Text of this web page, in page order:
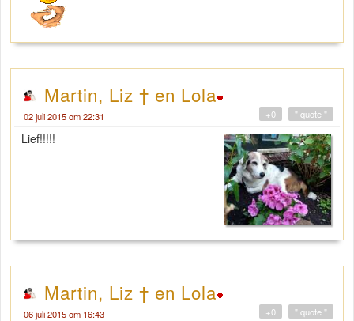
Martin, Liz † en Lola
02 juli 2015 om 22:31 " quote "
+0
Lief!!!!!
Martin, Liz † en Lola
06 juli 2015 om 16:43 " quote "
+0